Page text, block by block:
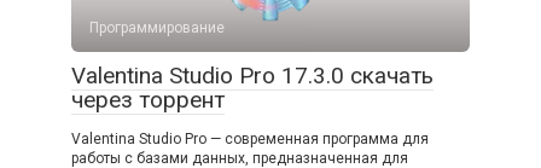
Программирование
Valentina Studio Pro 17.3.0 скачать
через торрент
Valentina Studio Pro — современная программа для
работы с базами данных, предназначенная для